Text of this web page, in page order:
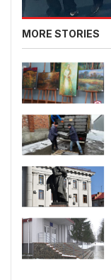
MORE STORIES